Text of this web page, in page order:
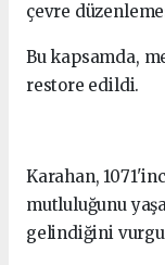
çevre
Bu kapsamda,
restore edildi.
Karahan,
mutluluğunu
gelindiğini